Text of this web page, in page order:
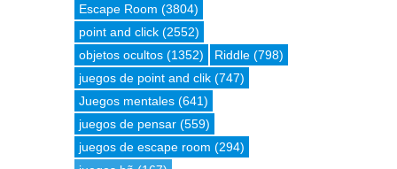
Escape Room (3804)
point and click (2552)
objetos ocultos (1352) Riddle (798)
juegos de point and clik (747)
Juegos mentales (641)
juegos de pensar (559)
juegos de escape room (294)